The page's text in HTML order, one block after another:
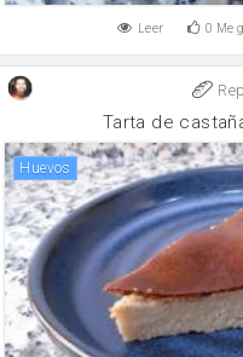
Leer 0 Me
Tarta de
huevos